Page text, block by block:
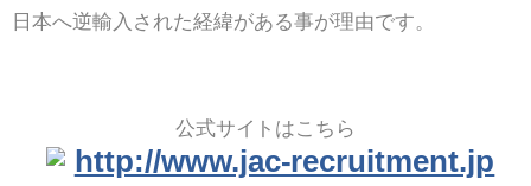
日本へ逆輸入された経緯がある事が理由です。
公式サイトはこちら
http://www.jac-recruitment.jp